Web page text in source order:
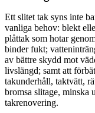
Ett slitet tak syns inte
vanliga behov: blekt
plåttak som hotar
binder fukt;
av bättre skydd mot
livslängd; samt att
takunderhåll, taktvätt,
bromsa slitage, minska
takrenovering.